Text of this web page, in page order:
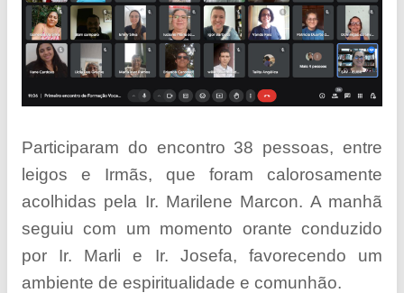
Participaram do encontro 38 pessoas, entre
leigos e Irmãs, que foram calorosamente
acolhidas pela Ir. Marilene Marcon. A manhã
seguiu com um momento orante conduzido
por Ir. Marli e Ir. Josefa, favorecendo um
ambiente de espiritualidade e comunhão.